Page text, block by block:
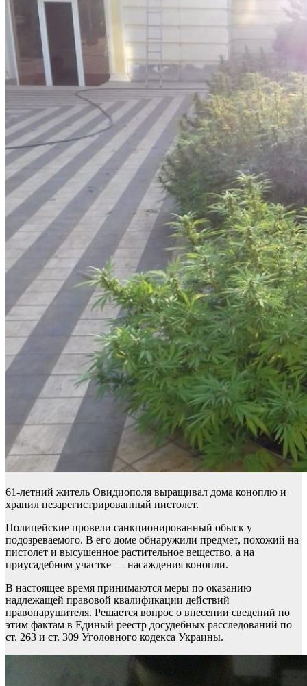
61-летний житель Овидиополя выращивал дома коноплю и
хранил незарегистрированный пистолет.
Полицейские провели санкционированный обыск у
подозреваемого. В его доме обнаружили предмет, похожий на
пистолет и высушенное растительное вещество, а на
приусадебном участке — насаждения конопли.
В настоящее время принимаются меры по оказанию
надлежащей правовой квалификации действий
правонарушителя. Решается вопрос о внесении сведений по
этим фактам в Единый реестр досудебных расследований по
ст. 263 и ст. 309 Уголовного кодекса Украины.